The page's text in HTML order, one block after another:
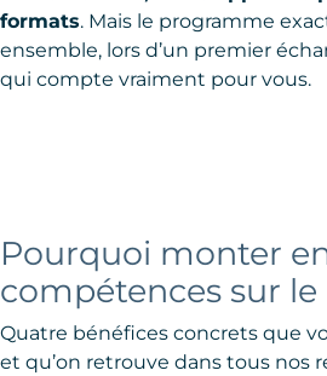
formats. Mais le programme
ensemble, lors d’un premier
qui compte vraiment pour vous.
Pourquoi monter
compétences sur
Quatre bénéfices concrets que
et qu’on retrouve dans tous nos